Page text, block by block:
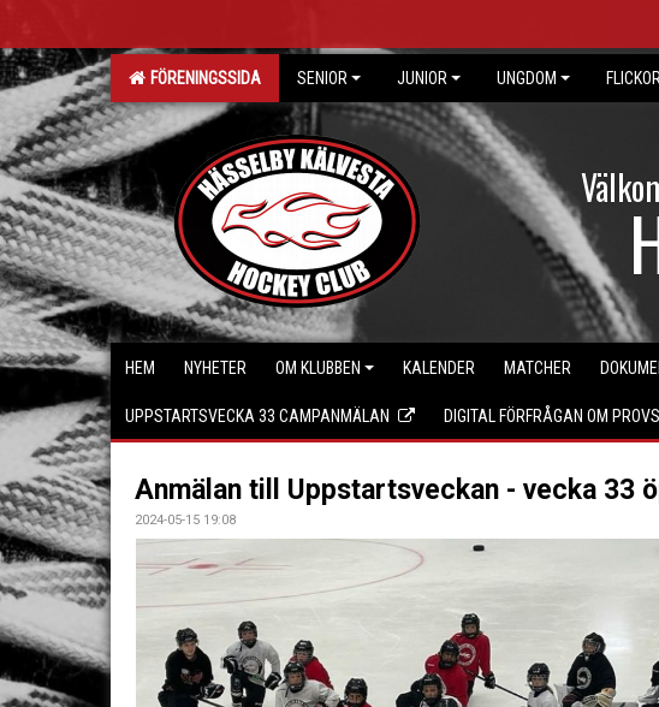
FÖRENINGSSIDA SENIOR JUNIOR UNGDOM FLICKOR
HEM NYHETER OM KLUBBEN KALENDER MATCHER
UPPSTARTSVECKA 33 CAMPANMÄLAN DIGITAL FÖRFRÅGAN OM
Anmälan till Uppstartsveckan - vecka 33
2024-05-15 19:08